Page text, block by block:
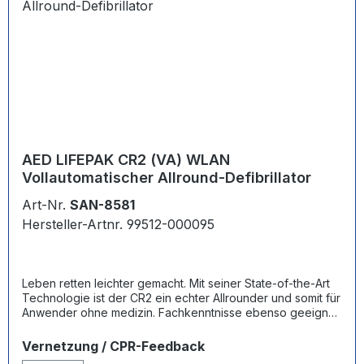
AED LIFEPAK CR2 (VA) WLAN
Vollautomatischer Allround-Defibrillator
Art-Nr. SAN-8581
Hersteller-Artnr. 99512-000095
Leben retten leichter gemacht. Mit seiner State-of-the-Art
Technologie ist der CR2 ein echter Allrounder und somit für
Anwender ohne medizin. Fachkenntnisse ebenso geeignet
Öffnen des Deckels ein und ist sofort einsatzbereit. Mit
einem Handgriff sind beide Elektroden verfügbar und
Vernetzung / CPR-Feedbackauswählen